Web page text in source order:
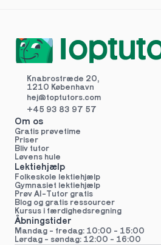
Knabrostræde 20,
1210 København
hej@toptutors.com
+45 93 83 97 57
Om os
Gratis prøvetime
Priser
Bliv tutor
Løvens hule
Lektiehjælp
Folkeskole lektiehjælp
Gymnasiet lektiehjælp
Prøv AI-Tutor gratis
Blog og gratis ressourcer
Kursus i færdighedsregning
Åbningstider
Mandag - fredag: 10:00 - 15:00
Lørdag - søndag: 12:00 - 16:00